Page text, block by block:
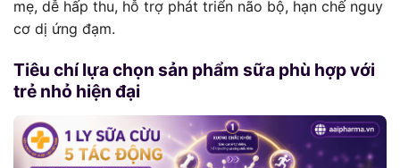
mẹ, dễ hấp thu, hỗ trợ phát triển não bộ, hạn chế nguy
cơ dị ứng đạm.
Tiêu chí lựa chọn sản phẩm sữa phù hợp với
trẻ nhỏ hiện đại